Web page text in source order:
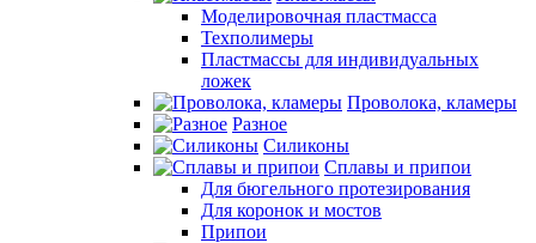
Моделировочная пластмасса
Техполимеры
Пластмассы для индивидуальных
ложек
Проволока, кламеры
Разное
Силиконы
Сплавы и припои
Для бюгельного протезирования
Для коронок и мостов
Припои